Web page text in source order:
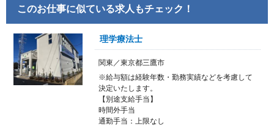
このお仕事に似ている求人もチェック！
理学療法士
関東／東京都三鷹市
※給与額は経験年数・勤務実績などを考慮して
決定いたします。
【別途支給手当】
時間外手当
通勤手当：上限なし